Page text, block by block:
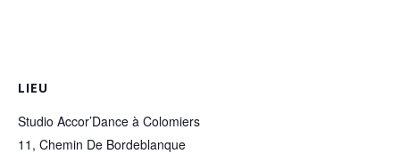
LIEU
Studio Accor’Dance à Colomiers
11, Chemin De Bordeblanque